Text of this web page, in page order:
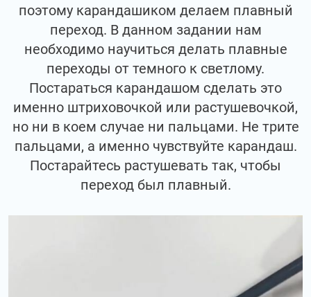
поэтому карандашиком делаем плавный
переход. В данном задании нам
необходимо научиться делать плавные
переходы от темного к светлому.
Постараться карандашом сделать это
именно штриховочкой или растушевочкой,
но ни в коем случае ни пальцами. Не трите
пальцами, а именно чувствуйте карандаш.
Постарайтесь растушевать так, чтобы
переход был плавный.